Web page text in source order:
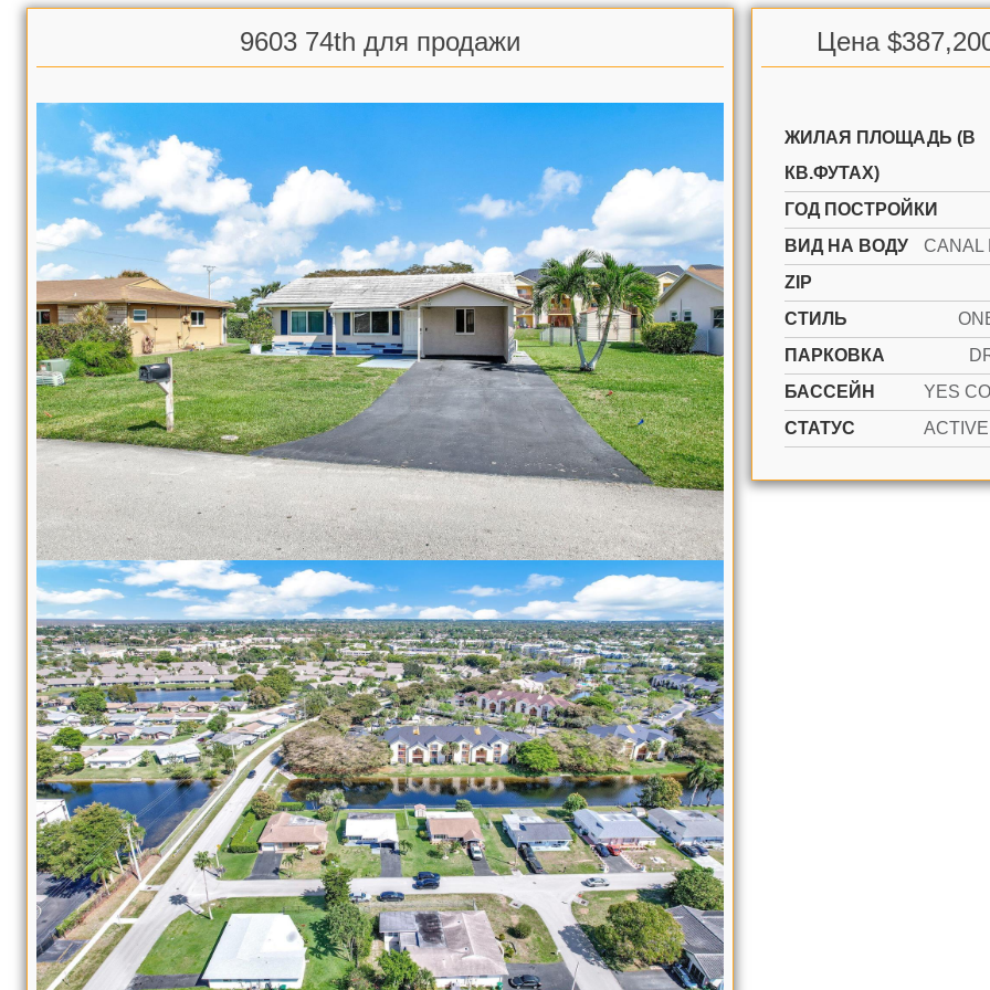
9603 74th для продажи Цена
ЖИЛАЯ ПЛОЩАДЬ (В
КВ.ФУТАХ)
ГОД ПОСТРОЙКИ
ВИД НА ВОДУ
ZIP
СТИЛЬ
ПАРКОВКА
БАССЕЙН
СТАТУС